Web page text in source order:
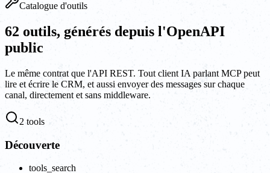
Catalogue d'outils
62 outils, générés depuis l'OpenAPI
public
Le même contrat que l'API REST. Tout client IA parlant MCP peut
lire et écrire le CRM, et aussi envoyer des messages sur chaque
canal, directement et sans middleware.
2 tools
Découverte
tools_search